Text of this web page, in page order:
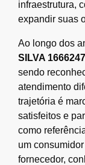
infraestrutura,
expandir suas
Ao longo dos
SILVA
sendo
atendimento
trajetória é
satisfeitos e
como
um
fornecedor,